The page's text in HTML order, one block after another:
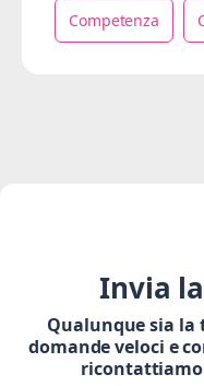
Competenza
Invia
Qualunque sia la
domande veloci e
ricontattiamo